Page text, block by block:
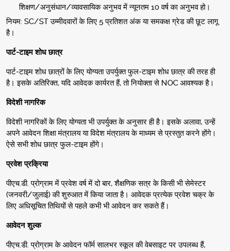
शिक्षण/अनुसंधान/व्यावसायिक अनुभव में न्यूनतम 10 वर्ष का अनुभव हो।
नियम: SC/ST उम्मीदवारों के लिए 5 प्रतिशत अंक या समकक्ष ग्रेड की छूट लागू
है।
पार्ट-टाइम शोध छात्र
पार्ट-टाइम शोध छात्रों के लिए योग्यता उपर्युक्त फुल-टाइम शोध छात्र की तरह ही
है। इसके अतिरिक्त, यदि आवेदक कार्यरत हैं, तो नियोक्ता से NOC आवश्यक है।
विदेशी नागरिक
विदेशी नागरिकों के लिए योग्यता भी उपर्युक्त के अनुसार ही है। इसके अलावा, उन्हें
अपने आवेदन शिक्षा मंत्रालय या विदेश मंत्रालय के माध्यम से प्रस्तुत करने होंगे।
ऐसे सभी शोध छात्र फुल-टाइम होंगे।
प्रवेश प्रक्रिया
पीएच.डी. प्रोग्राम में प्रवेश वर्ष में दो बार, शैक्षणिक सत्र के किसी भी सेमेस्टर
(जनवरी/जुलाई) की शुरुआत में किया जाता है। आवेदक प्रत्येक प्रवेश चक्र के
लिए अधिसूचित तिथियों से पहले कभी भी आवेदन कर सकते हैं।
आवेदन शुल्क
पीएच.डी. प्रोग्राम के आवेदन फॉर्म सालभर स्कूल की वेबसाइट पर उपलब्ध हैं,